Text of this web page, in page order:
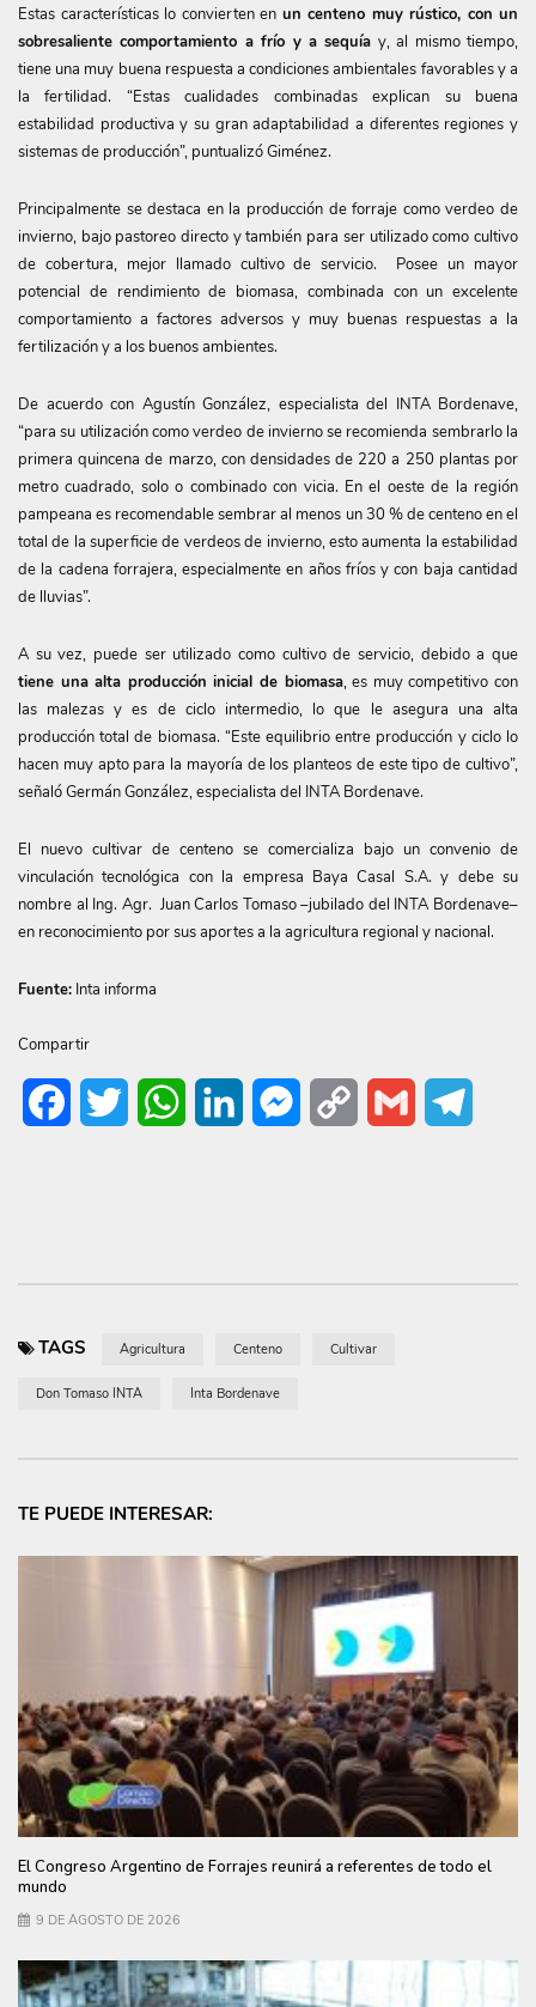
Estas características lo convierten en un centeno muy rústico, con un
sobresaliente comportamiento a frío y a sequía y, al mismo tiempo,
tiene una muy buena respuesta a condiciones ambientales favorables y a
la fertilidad. “Estas cualidades combinadas explican su buena
estabilidad productiva y su gran adaptabilidad a diferentes regiones y
sistemas de producción”, puntualizó Giménez.
Principalmente se destaca en la producción de forraje como verdeo de
invierno, bajo pastoreo directo y también para ser utilizado como cultivo
de cobertura, mejor llamado cultivo de servicio. Posee un mayor
potencial de rendimiento de biomasa, combinada con un excelente
comportamiento a factores adversos y muy buenas respuestas a la
fertilización y a los buenos ambientes.
De acuerdo con Agustín González, especialista del INTA Bordenave,
“para su utilización como verdeo de invierno se recomienda sembrarlo la
primera quincena de marzo, con densidades de 220 a 250 plantas por
metro cuadrado, solo o combinado con vicia. En el oeste de la región
pampeana es recomendable sembrar al menos un 30 % de centeno en el
total de la superficie de verdeos de invierno, esto aumenta la estabilidad
de la cadena forrajera, especialmente en años fríos y con baja cantidad
de lluvias”.
A su vez, puede ser utilizado como cultivo de servicio, debido a que
tiene una alta producción inicial de biomasa, es muy competitivo con
las malezas y es de ciclo intermedio, lo que le asegura una alta
producción total de biomasa. “Este equilibrio entre producción y ciclo lo
hacen muy apto para la mayoría de los planteos de este tipo de cultivo”,
señaló Germán González, especialista del INTA Bordenave.
El nuevo cultivar de centeno se comercializa bajo un convenio de
vinculación tecnológica con la empresa Baya Casal S.A. y debe su
nombre al Ing. Agr. Juan Carlos Tomaso –jubilado del INTA Bordenave–
en reconocimiento por sus aportes a la agricultura regional y nacional.
Fuente: Inta informa
Compartir
FacebookTwitter WhatsAppLinkedIn Messenger
Copy
Gmail
TAGS Agricultura Centeno Cultivar
Don Tomaso INTA Inta Bordenave
TE PUEDE INTERESAR:
El Congreso Argentino de Forrajes reunirá a referentes de todo el
mundo
9 DE AGOSTO DE 2026